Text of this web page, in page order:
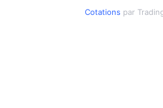
Cotations par